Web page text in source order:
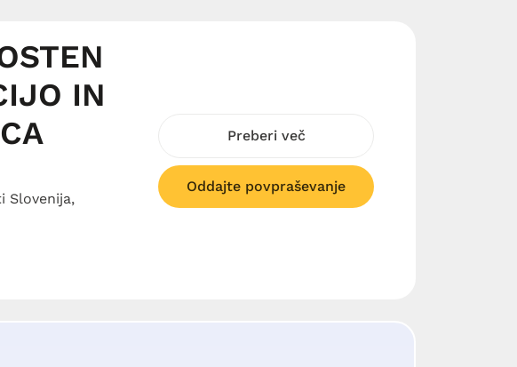
IN
Slovenija,
Preberi več
Oddajte povpraševanje